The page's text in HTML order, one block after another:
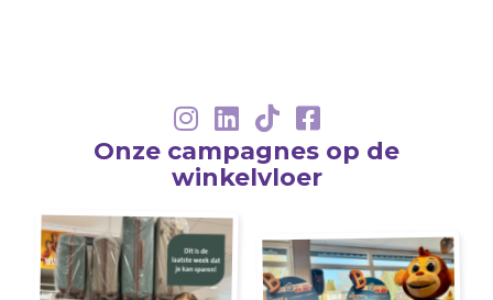
Onze campagnes op de
winkelvloer